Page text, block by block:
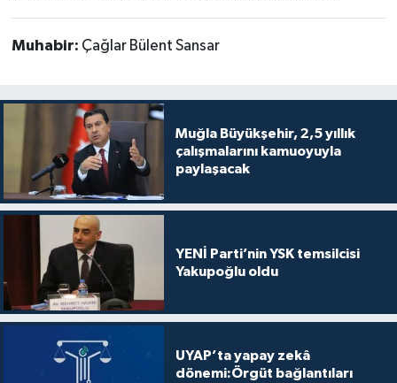
Muhabir: Çağlar Bülent Sansar
Muğla Büyükşehir, 2,5 yıllık
çalışmalarını kamuoyuyla
paylaşacak
YENİ Parti’nin YSK temsilcisi
Yakupoğlu oldu
UYAP’ta yapay zekâ
dönemi:Örgüt bağlantıları